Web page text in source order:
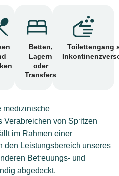
Betten,
Lagern
oder
Transfers
Toilettengang
medizinische
Verabreichen von Spritzen
im Rahmen einer
den Leistungsbereich unseres
Betreuungs- und
abgedeckt.